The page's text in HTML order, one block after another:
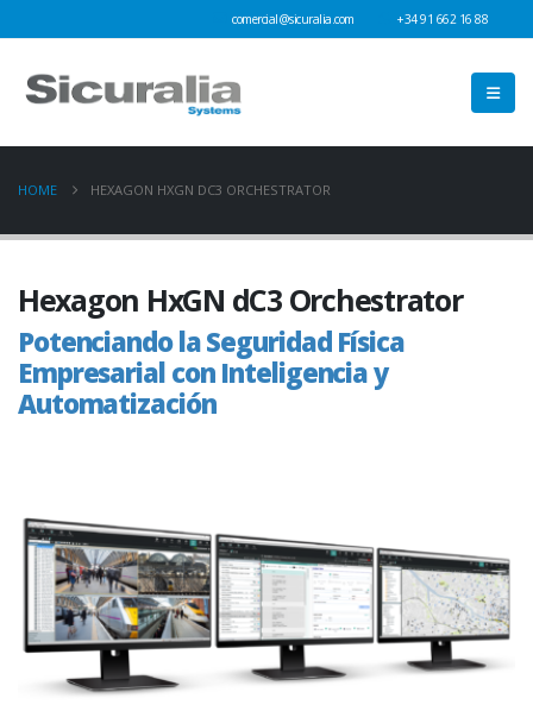
comercial@sicuralia.com +34 91 662 16 88
HOME HEXAGON HXGN DC3 ORCHESTRATOR
Hexagon HxGN dC3 Orchestrator
Potenciando la Seguridad Física
Empresarial con Inteligencia y
Automatización